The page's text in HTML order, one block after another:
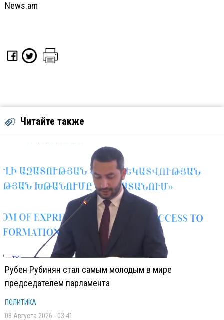
News.am
Читайте также
Рубен Рубинян стал самым молодым в мире
председателем парламента
ПОЛИТИКА
08 Августа 2026 - 03:41